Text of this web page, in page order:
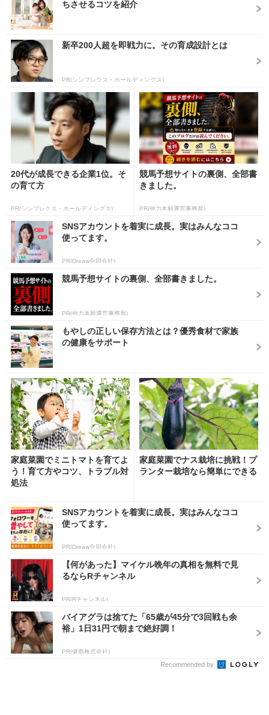
ちさせるコツを紹介
新卒200人超を即戦力に。その育成設計とは
PR(シンプレクス・ホールディングス)
20代が成長できる企業1位。そ
の育て方
PR(シンプレクス・ホールディングス)
競馬予想サイトの裏側、全部書
きました。
PR(他力本願運営事務局)
SNSアカウントを着実に成長。実はみんなココ
使ってます。
PR(Dreaw合同会社)
競馬予想サイトの裏側、全部書きました。
PR(他力本願運営事務局)
もやしの正しい保存方法とは？優秀食材で家族
の健康をサポート
家庭菜園でミニトマトを育てよ
う！育て方やコツ、トラブル対
処法
家庭菜園でナス栽培に挑戦！プ
ランター栽培なら簡単にできる
SNSアカウントを着実に成長。実はみんなココ
使ってます。
PR(Dreaw合同会社)
【何があった】マイケル晩年の真相を無料で見
るならRチャンネル
PR(Rチャンネル)
バイアグラは捨てた「65歳が45分で3回戦も余
裕」1日31円で朝まで絶好調！
PR(健商株式会社)
Recommended by